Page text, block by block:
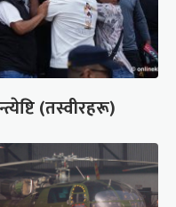
(तस्वीरहरू)